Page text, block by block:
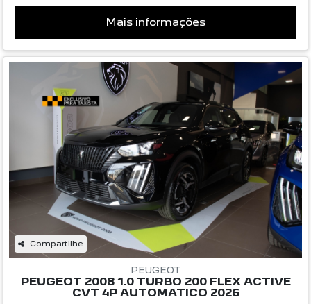
Mais informações
Compartilhe
PEUGEOT
PEUGEOT 2008 1.0 TURBO 200 FLEX ACTIVE
CVT 4P AUTOMATICO 2026